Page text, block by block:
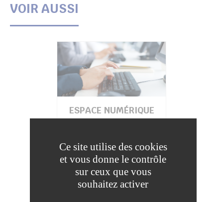
VOIR AUSSI
ESPACE NUMÉRIQUE
Coulommiers
Ce site utilise des cookies
et vous donne le contrôle
sur ceux que vous
souhaitez activer